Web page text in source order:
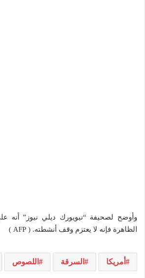
وأوضح لصحيفة “نيويورك ديلي نيوز” أنه
الظاهرة فإنه لا يعتزم وقف أنشطته. ( AFP )
أمريكا السرقة اللصوص